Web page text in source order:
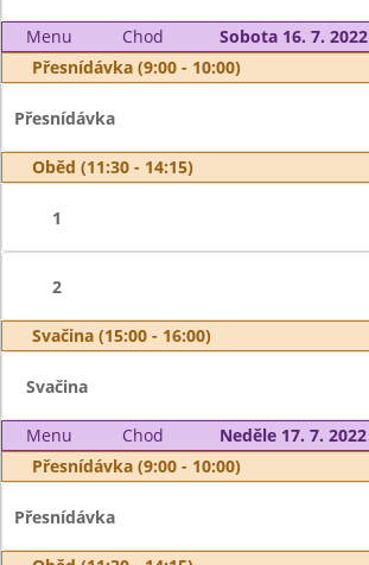
Menu Chod
Sobota 16. 7. 2022
Přesnídávka (9:00 - 10:00)
Přesnídávka
Oběd (11:30 - 14:15)
1
2
Svačina (15:00 - 16:00)
Svačina
Menu Chod
Neděle 17. 7. 2022
Přesnídávka (9:00 - 10:00)
Přesnídávka